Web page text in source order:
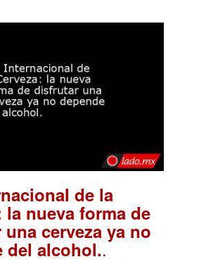
de la
la nueva forma de
cerveza ya no
del alcohol..